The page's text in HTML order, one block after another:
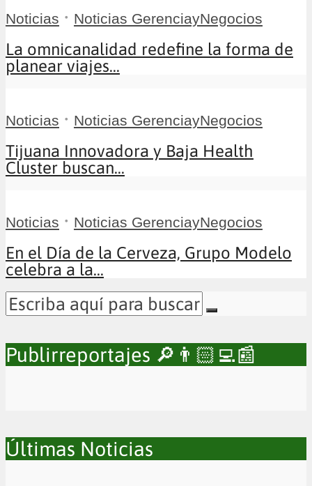
Noticias • Noticias GerenciayNegocios
La omnicanalidad redefine la forma de
planear viajes...
Noticias • Noticias GerenciayNegocios
Tijuana Innovadora y Baja Health
Cluster buscan...
Noticias • Noticias GerenciayNegocios
En el Día de la Cerveza, Grupo Modelo
celebra a la...
Publirreportajes 🔎👨🏻‍💻📰
Últimas Noticias